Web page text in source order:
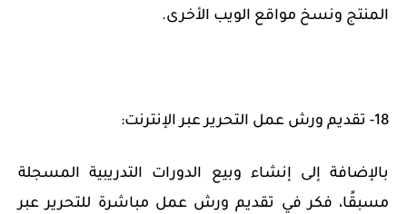
المنتج ونسخ مواقع الويب الأخرى.
18- تقديم ورش عمل التحرير عبر الإنترنت:
بالإضافة إلى إنشاء وبيع الدورات التدريبية المسجلة
مسبقًا، فكر في تقديم ورش عمل مباشرة للتحرير عبر